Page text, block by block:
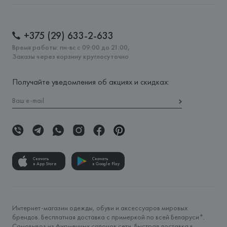
+375 (29) 633-2-633
Время работы: пн-вс с 09:00 до 21:00,
Заказы через корзину круглосуточно
Получайте уведомления об акциях и скидках:
Скачать
в App Store
Скачать
в Google Play
Интернет-магазин одежды, обуви и аксессуаров мировых
брендов. Бесплатная доставка с примеркой по всей Беларуси*.